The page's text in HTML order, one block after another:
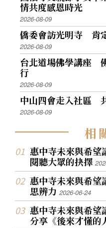
情共度感恩時光
2026-08-09
僑委會訪光明寺 肯
2026-08-09
台北道場佛學講座
行
2026-08-09
中山四會走入社區
2026-08-09
相
惠中寺未來與希
閱聽大眾的抉擇
惠中寺未來與希
思辨力2026-06-24
惠中寺未來與希
分享《後來才懂